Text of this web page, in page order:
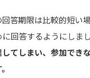
答期限は比較的短い
回答するようにしまし
てしまい、参加でき